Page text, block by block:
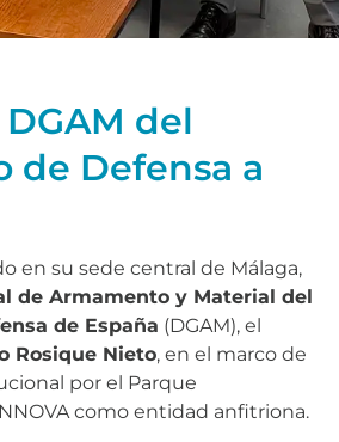
del
de Defensa a
en su sede central de Málaga,
de Armamento y Material del
de España (DGAM), el
Rosique Nieto, en el marco de
por el Parque
como entidad anfitriona.